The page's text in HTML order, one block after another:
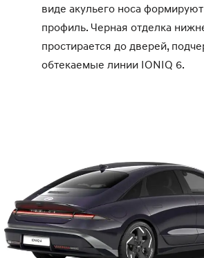
виде акульего носа
профиль. Черная отделка
простирается до дверей,
обтекаемые линии IONIQ 6.